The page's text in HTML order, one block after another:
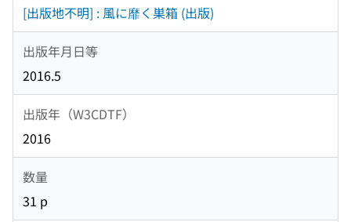
[出版地不明] : 風に靡く巣箱 (出版)
出版年月日等
2016.5
出版年（W3CDTF）
2016
数量
31 p